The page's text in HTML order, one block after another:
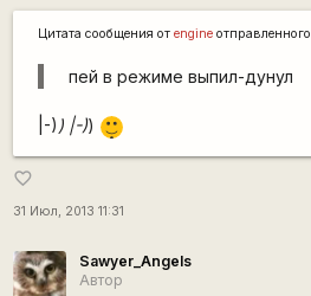
Цитата сообщения от engineотправленного
пей в режиме выпил-дунул
|-) ) |-))
|-)
_)
favorite_border
31 Июл, 2013 11:31
Sawyer_Angels
Автор